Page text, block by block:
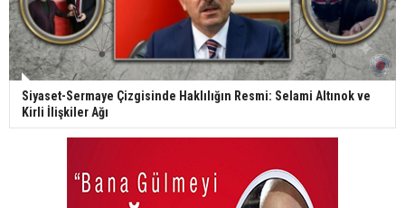
Siyaset-Sermaye Çizgisinde Haklılığın Resmi: Selami Altınok ve
Kirli İlişkiler Ağı